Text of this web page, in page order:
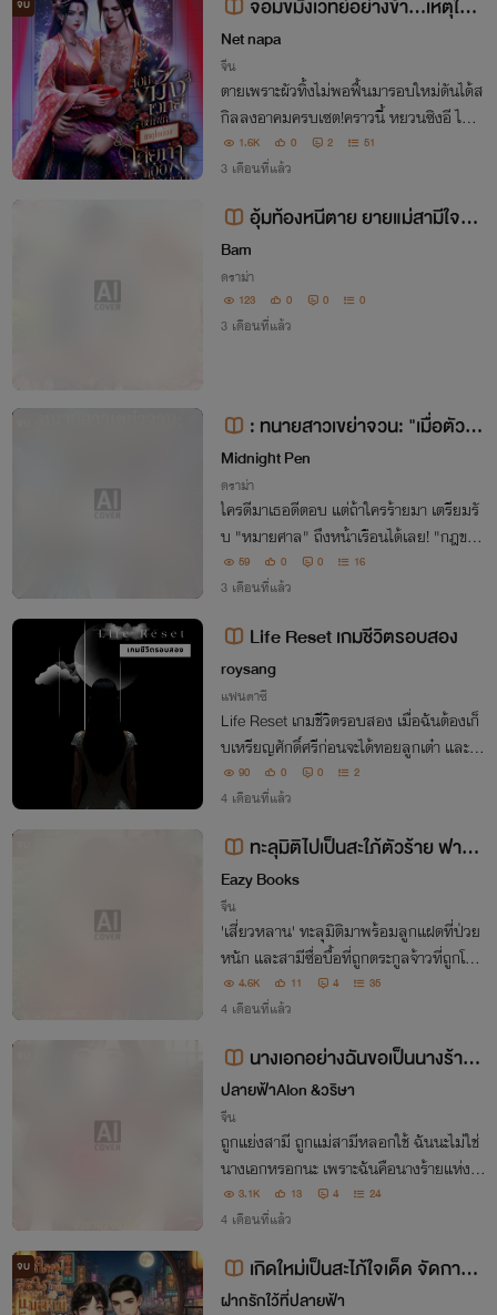
จบ
จอมขมังเวทย์อย่างข้า...เหตุใดต้
องมาเสียท่าให้กับอ๋องไร้ค่าด้วยเล่า
Net napa
จีน
ตายเพราะผัวทิ้งไม่พอฟื้นมารอบใหม่ดันได้ส
กิลลงอาคมครบเซต!คราวนี้ หยวนซิงอี ไม่ต
ามใจใครทั้งนั้น—ผัวเก่า น้องผัว แม่ผัว… ใค
รแหย่ ข้าจะเสกยันต์ให้ปากเน่าพูดไม่ได้ไปอีก
1.6K 0 2 51
3 เดือนที่แล้ว
อุ้มท้องหนีตาย ยายแม่สามีใจร้า
ย
Bam
ดราม่า
123 0 0 0
3 เดือนที่แล้ว
: ทนายสาวเขย่าจวน: "เมื่อตัวแม่
กฎหมายข้ามภพมาปราบแม่สามี"
Midnight Pen
ดราม่า
ใครดีมาเธอดีตอบ แต่ถ้าใครร้ายมา เตรียมรั
บ "หมายศาล" ถึงหน้าเรือนได้เลย! "กฎของ
ตระกูลสวีน่ะรึ? ลองมาเจอกฎหมายอาญาฉ
บับรินรดาหน่อยเป็นไง.. ท่านแม่สามี เตรียม
างนั้น
59 0 0 16
3 เดือนที่แล้ว
Life Reset เกมชีวิตรอบสอง
roysang
แฟนตาซี
Life Reset เกมชีวิตรอบสอง เมื่อฉันต้องเก็
บเหรียญศักดิ์ศรีก่อนจะได้ทอยลูกเต๋า และฉั
นจะถูกส่ง “ย้อนกลับไปช่วงหนึ่งของชีวิตจริ
ง“ ครั้งนี้ฉันเลือกการตัดสินใจใหม่ได้
90 0 0 2
4 เดือนที่แล้ว
ทะลุมิติไปเป็นสะใภ้ตัวร้าย ฟาด
ฟันกับแม่สามีเพื่อเจ้าต้าวฝาแฝด
Eazy Books
จีน
'เสี่ยวหลาน' ทะลุมิติมาพร้อมลูกแฝดที่ป่วย
หนัก และสามีซื่อบื้อที่ถูกตระกูลจ้าวที่ถูกโขล
กสับสารพัด เมื่อแม่สามีใจทมิฬหวังให้ลูกฝ
าแฝดของนางสิ้นใจเสี่ยวหลานจึงขอสู้ขาดใจ
4.6K 11 4 35
4 เดือนที่แล้ว
นางเอกอย่างฉันขอเป็นนางร้ายท
วงแค้น
ปลายฟ้าAlon &วริษา
จีน
ถูกแย่งสามี ถูกแม่สามีหลอกใช้ ฉันนะไม่ใช่
นางเอกหรอกนะ เพราะฉันคือนางร้ายแห่งยุ
ค ฉันจะแก้แค้นเอาคืนทุกคนอย่างสาสม...ส
ามีไร้ใจไม่อยู่ในสายตาไม่มีแม้แต่คำว่าให้อภั
นั้น!
3.1K 13 4 24
4 เดือนที่แล้ว
จบ
เกิดใหม่เป็นสะไภ้ใจเด็ด จัดการแ
ม่สามีขี้งก แล้วไปซบอกเจ้าพ่อเงินกู้
ฝากรักใว้ที่ปลายฟ้า